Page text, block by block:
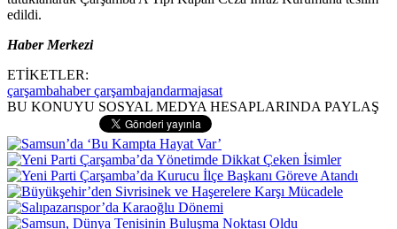
edildi.
Haber Merkezi
ETİKETLER:
çarşambahaber çarşambajandarmajasat
BU KONUYU SOSYAL MEDYA HESAPLARINDA PAYLAŞ